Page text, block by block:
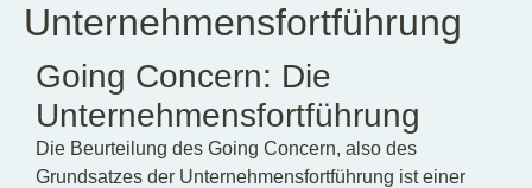
Unternehmensfortführung
Going Concern: Die
Unternehmensfortführung
Die Beurteilung des Going Concern, also des
Grundsatzes der Unternehmensfortführung ist einer